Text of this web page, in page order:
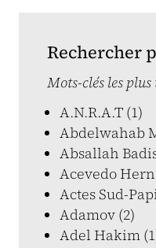
Rechercher
Mots-clés les plus
A.N.R.A.T (1)
Abdelwahab
Absallah
Acevedo
Actes Sud-
Adamov (2)
Adel Hakim